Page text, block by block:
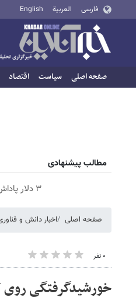
فارسی العربية English
صفحه اصلی سیاست اقتصاد
مطالب پیشنهادی
۳ دلار پاداش در هر لات معاملاتی در بروکر اینوسلو
صفحه اصلی اخبار دانش و
۰ نفر
خورشیدگرفتگی